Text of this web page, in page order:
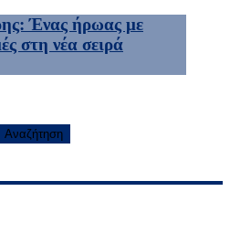
Ένας ήρωας με
στη νέα σειρά
Αναζήτηση